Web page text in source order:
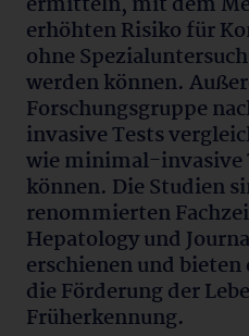
erhöhten Risiko für
ohne
werden können.
Forschungsgruppe
invasive Tests
wie minimal-invasive
können. Die Studien
renommierten
Hepatology und
erschienen und
die Förderung der
Früherkennung.